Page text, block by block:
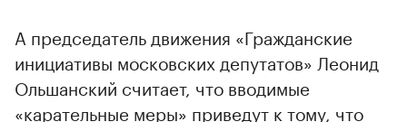
А председатель движения «Гражданские
инициативы московских депутатов» Леонид
Ольшанский считает, что вводимые
«карательные меры» приведут к тому, что